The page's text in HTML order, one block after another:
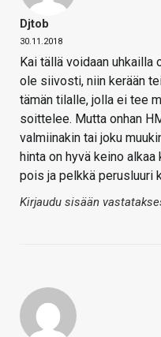
Djtob
30.11.2018
Kai tällä voidaan
ole siivosti, niin kerään
tämän tilalle, jolla ei tee
soittelee. Mutta onhan
valmiinakin tai joku
hinta on hyvä keino
pois ja pelkkä perusluuri
Kirjaudu sisään